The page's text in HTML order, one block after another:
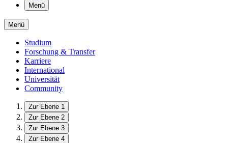
Menü
Menü
Studium
Forschung & Transfer
Karriere
International
Universität
Community
Zur Ebene 1
Zur Ebene 2
Zur Ebene 3
Zur Ebene 4